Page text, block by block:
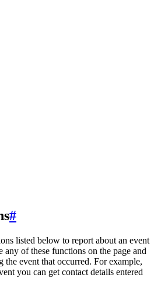
#
listed below to report about an event
any of these functions on the page and
the event that occurred. For example,
you can get contact details entered